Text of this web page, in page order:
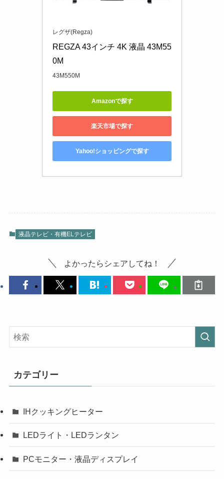
レグザ(Regza)
REGZA 43インチ 4K 液晶 43M55
0M
43M550M
Amazonで探す
楽天市場で探す
Yahoo!ショッピングで探す
液晶テレビ・有機ELテレビ
よかったらシェアしてね！
カテゴリー
IHクッキングヒーター
LEDライト・LEDランタン
PCモニター・液晶ディスプレイ